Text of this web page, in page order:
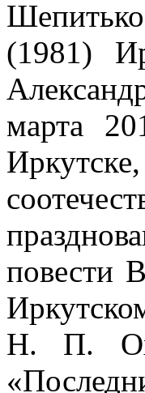
(1981)
марта
повести
Н. П.